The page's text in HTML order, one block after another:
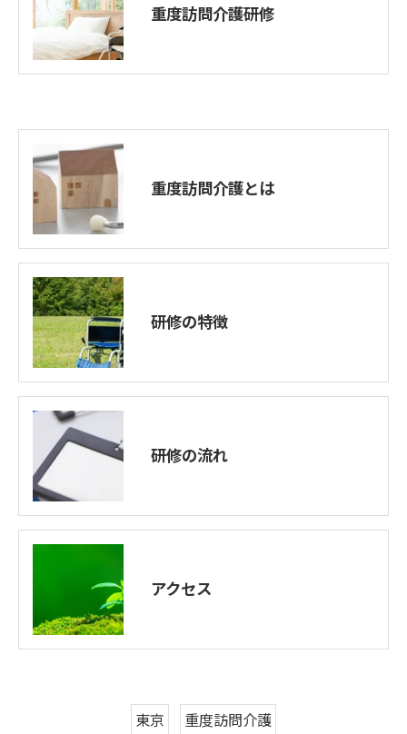
重度訪問介護研修
重度訪問介護とは
研修の特徴
研修の流れ
アクセス
東京 重度訪問介護